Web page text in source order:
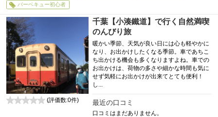
バーベキュー初心者
千葉【小湊鐵道】で行く自然満喫
のんびり旅
暖かい季節、天気が良い日には心も軽やかに
なり、お出かけしたくなる季節。車であちこ
ち出かける機会も多くなりますよね。車での
お出かけは、荷物の多さや細かな時間も気に
せず気軽にお出かけが出来てとても便利！
し...
最近の口コミ
口コミはまだありません。
(評価数:0件)